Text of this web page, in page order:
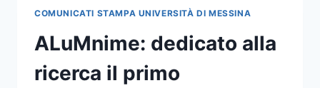
UNITI
CON
LO
COMUNICATI STAMPA UNIVERSITÀ DI MESSINA
ALuMnime: dedicato alla
ricerca il primo